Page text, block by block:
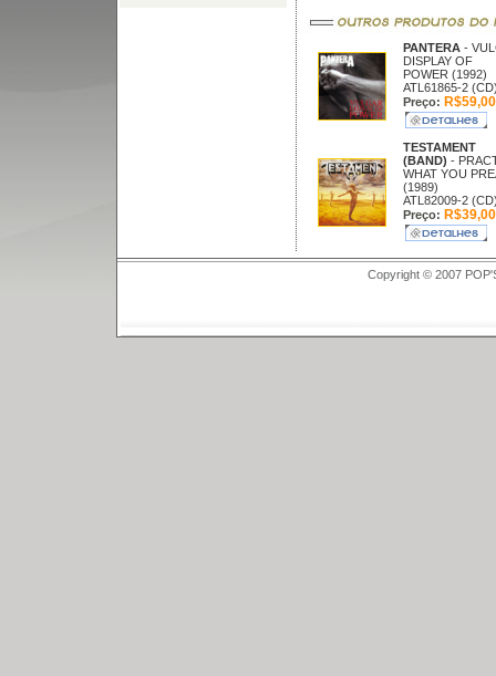
PANTERA -
DISPLAY OF
POWER (1992)
ATL61865-2
Preço: R$59,00
TESTAMENT
(BAND) -
WHAT YOU
(1989)
ATL82009-2
Preço: R$39,00
Copyright © 2007